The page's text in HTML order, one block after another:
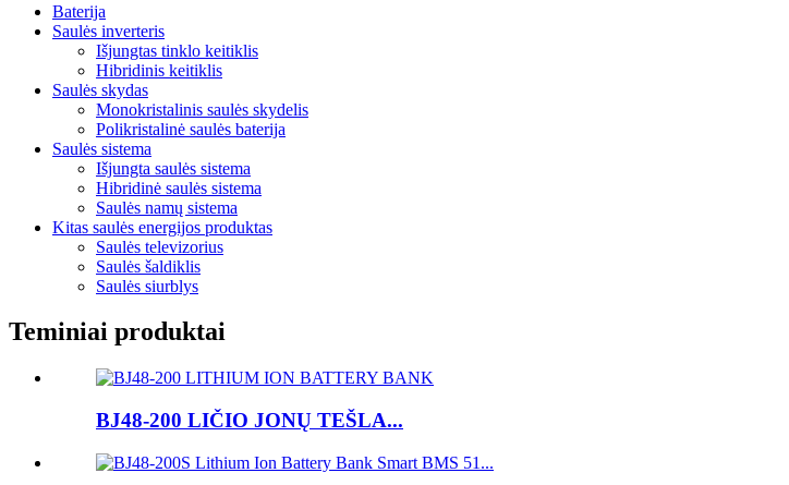
Baterija
Saulės inverteris
Išjungtas tinklo keitiklis
Hibridinis keitiklis
Saulės skydas
Monokristalinis saulės skydelis
Polikristalinė saulės baterija
Saulės sistema
Išjungta saulės sistema
Hibridinė saulės sistema
Saulės namų sistema
Kitas saulės energijos produktas
Saulės televizorius
Saulės šaldiklis
Saulės siurblys
Teminiai produktai
BJ48-200 LIČIO JONŲ TEŠLA...